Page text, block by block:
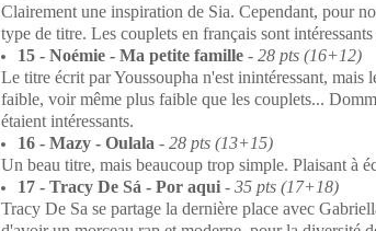
Clairement une inspiration de Sia. Cependant, pour
type de titre. Les couplets en français sont
15 - Noémie - Ma petite famille - 28 pts (16+12)
Le titre écrit par Youssoupha n'est inintéressant,
faible, voir même plus faible que les couplets...
étaient intéressants.
16 - Mazy - Oulala - 28 pts (13+15)
Un beau titre, mais beaucoup trop simple. Plaisant à
17 - Tracy De Sá - Por aqui - 35 pts (17+18)
Tracy De Sa se partage la dernière place avec